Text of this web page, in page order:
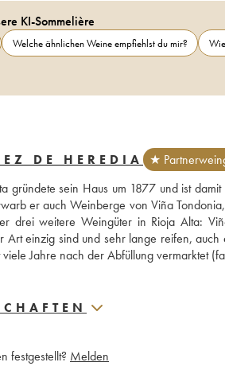
KI-Sommelière
Welche ähnlichen Weine empfiehlst du mir?
DE HEREDIA
★
gründete sein Haus um 1877 und ist
er auch Weinberge von Viña
drei weitere Weingüter in Rioja Alta:
Art einzig sind und sehr lange reifen,
festgestellt? Melden